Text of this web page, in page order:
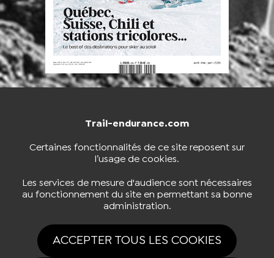
Trail-endurance.com
Certaines fonctionnalités de ce site reposent sur
l’usage de cookies.
Les services de mesure d'audience sont nécessaires
au fonctionnement du site en permettant sa bonne
administration.
ACCEPTER TOUS LES COOKIES
NOUS CONTACTER BOUTIQUE
NOUS SUIVRE